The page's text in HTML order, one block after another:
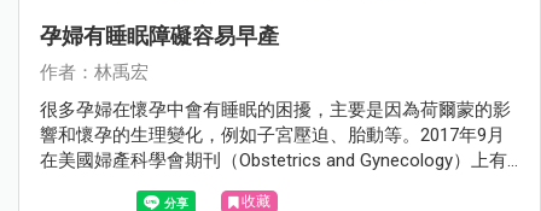
孕婦有睡眠障礙容易早產
作者：林禹宏
很多孕婦在懷孕中會有睡眠的困擾，主要是因為荷爾蒙的影
響和懷孕的生理變化，例如子宮壓迫、胎動等。2017年9月
在美國婦產科學會期刊（Obstetrics and Gynecology）上有
一項研究發現，有睡眠障礙的孕婦早產的機會比較高。
收藏